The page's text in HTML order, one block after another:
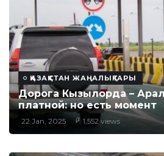
ҚАЗАҚСТАН ЖАҢАЛЫҚТАРЫ
Дорога Кызылорда –
платной: но есть момент
22 Jan, 2025 1,552 views